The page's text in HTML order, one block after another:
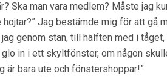
Ska man vara medlem? Måste jag
Jag bestämde mig för att gå
jag genom stan, till hälften med i
in i ett skyltfönster, om någon
är bara ute och fönstershoppar!”